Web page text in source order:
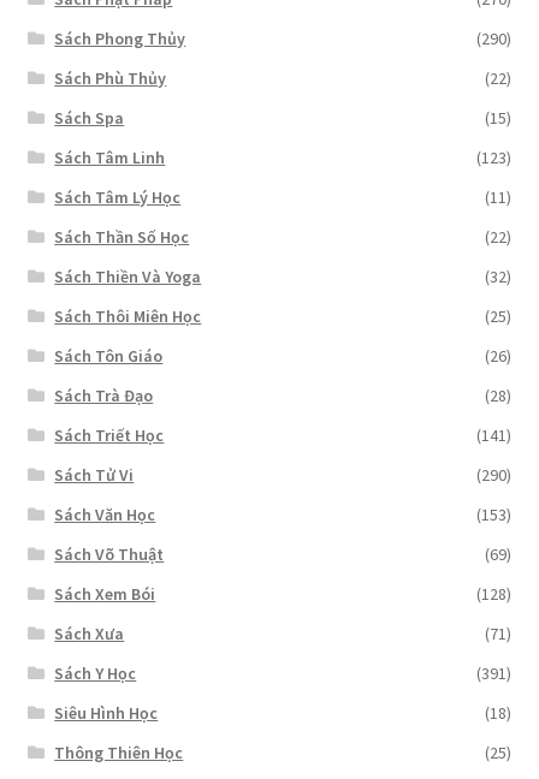
Sách Phong Thủy
(290)
Sách Phù Thủy
(22)
Sách Spa
(15)
Sách Tâm Linh
(123)
Sách Tâm Lý Học
(11)
Sách Thần Số Học
(22)
Sách Thiền Và Yoga
(32)
Sách Thôi Miên Học
(25)
Sách Tôn Giáo
(26)
Sách Trà Đạo
(28)
Sách Triết Học
(141)
Sách Tử Vi
(290)
Sách Văn Học
(153)
Sách Võ Thuật
(69)
Sách Xem Bói
(128)
Sách Xưa
(71)
Sách Y Học
(391)
Siêu Hình Học
(18)
Thông Thiên Học
(25)